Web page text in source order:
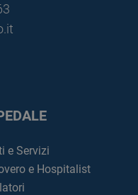
e Servizi
e Hospitalist